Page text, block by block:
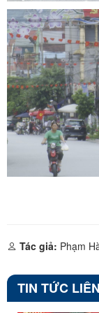
Tác giả: Phạm
TIN TỨC